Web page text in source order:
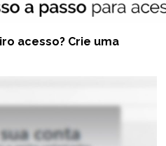
acesso? Crie uma